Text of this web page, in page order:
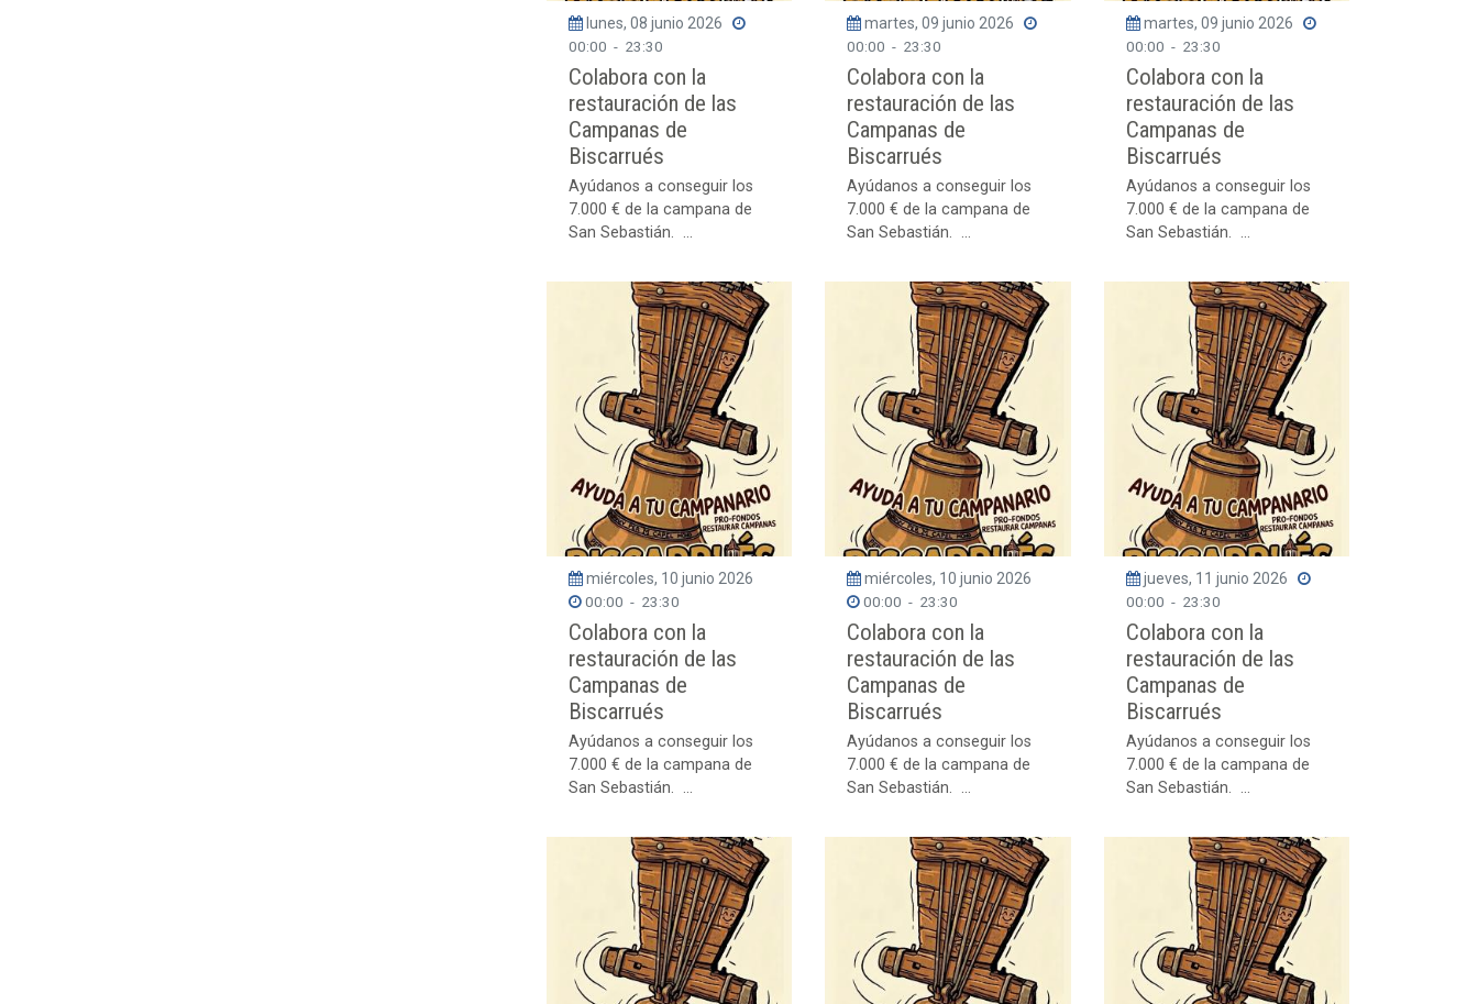
lunes, 08 junio 2026
00:00 - 23:30
Colabora con la
restauración de las
Campanas de
Biscarrués
Ayúdanos a conseguir los
7.000 € de la campana de
San Sebastián. ...
martes, 09 junio 2026
00:00 - 23:30
Colabora con la
restauración de las
Campanas de
Biscarrués
Ayúdanos a conseguir los
7.000 € de la campana de
San Sebastián. ...
martes, 09 junio 2026
00:00 - 23:30
Colabora con la
restauración de las
Campanas de
Biscarrués
Ayúdanos a conseguir los
7.000 € de la campana de
San Sebastián. ...
miércoles, 10 junio 2026
00:00 - 23:30
Colabora con la
restauración de las
Campanas de
Biscarrués
Ayúdanos a conseguir los
7.000 € de la campana de
San Sebastián. ...
miércoles, 10 junio 2026
00:00 - 23:30
Colabora con la
restauración de las
Campanas de
Biscarrués
Ayúdanos a conseguir los
7.000 € de la campana de
San Sebastián. ...
jueves, 11 junio 2026
00:00 - 23:30
Colabora con la
restauración de las
Campanas de
Biscarrués
Ayúdanos a conseguir los
7.000 € de la campana de
San Sebastián. ...